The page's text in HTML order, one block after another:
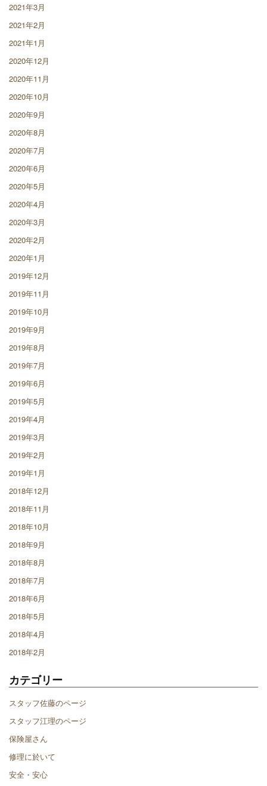
2021年3月
2021年2月
2021年1月
2020年12月
2020年11月
2020年10月
2020年9月
2020年8月
2020年7月
2020年6月
2020年5月
2020年4月
2020年3月
2020年2月
2020年1月
2019年12月
2019年11月
2019年10月
2019年9月
2019年8月
2019年7月
2019年6月
2019年5月
2019年4月
2019年3月
2019年2月
2019年1月
2018年12月
2018年11月
2018年10月
2018年9月
2018年8月
2018年7月
2018年6月
2018年5月
2018年4月
2018年2月
カテゴリー
スタッフ佐藤のページ
スタッフ江理のページ
保険屋さん
修理に於いて
安全・安心